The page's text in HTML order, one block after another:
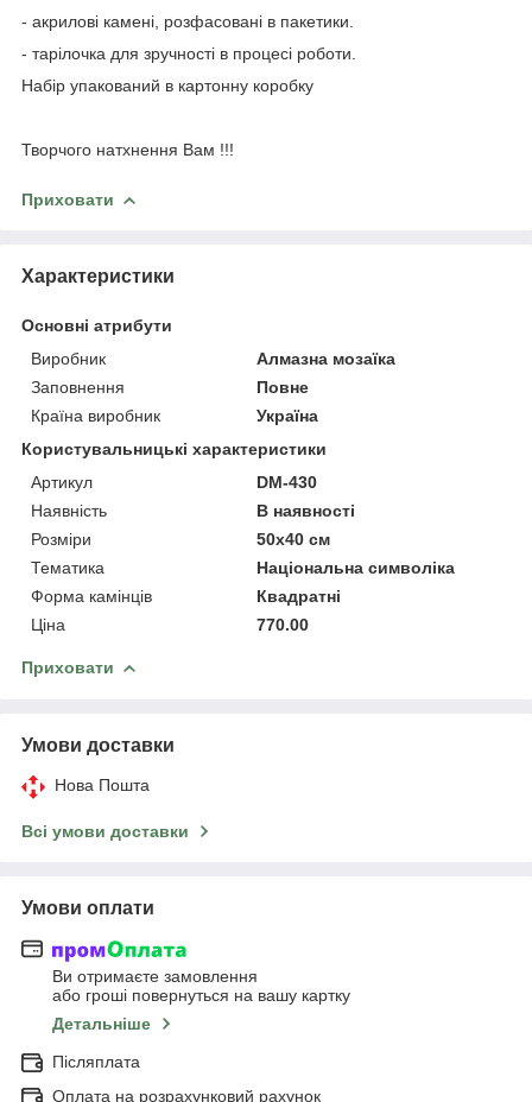
- акрилові камені, розфасовані в пакетики.
- тарілочка для зручності в процесі роботи.
Набір упакований в картонну коробку
Творчого натхнення Вам !!!
Приховати
Характеристики
Основні атрибути
Виробник
Алмазна мозаїка
Заповнення
Повне
Країна виробник
Україна
Користувальницькі характеристики
Артикул
DM-430
Наявність
В наявності
Розміри
50x40 см
Тематика
Національна символіка
Форма камінців
Квадратні
Ціна
770.00
Приховати
Умови доставки
Нова Пошта
Всі умови доставки
Умови оплати
Ви отримаєте замовлення
або гроші повернуться на вашу картку
Детальніше
Післяплата
Оплата на розрахунковий рахунок